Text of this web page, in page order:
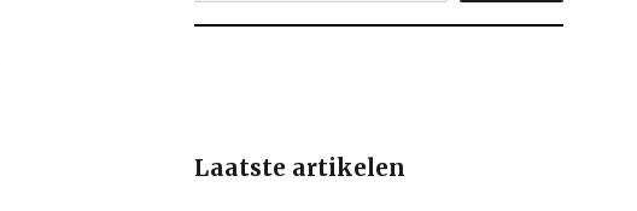
Laatste artikelen